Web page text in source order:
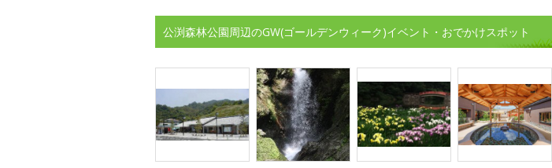
公渕森林公園周辺のGW(ゴールデンウィーク)イベント・おでかけスポット